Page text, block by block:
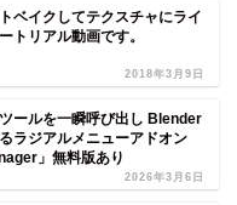
ベイクしてテクスチャにライ
トリアル動画です。
2018年3月9日
ールを一瞬呼び出し Blender
ラジアルメニューアドオン
」無料版あり
2026年3月6日